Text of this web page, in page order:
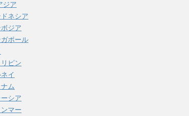
ジア
ネシア
ジア
ポール
ピン
イ
ム
シア
ンマー